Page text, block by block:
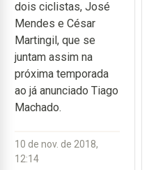
dois ciclistas, José
Mendes e César
Martingil, que se
juntam assim na
próxima temporada
ao já anunciado Tiago
Machado.
10 de nov. de 2018,
12:14